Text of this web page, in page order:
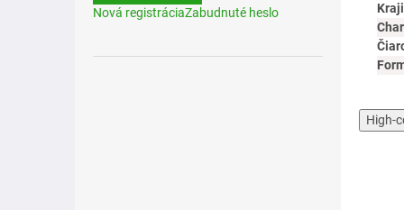
Nová registráciaZabudnuté heslo
High-